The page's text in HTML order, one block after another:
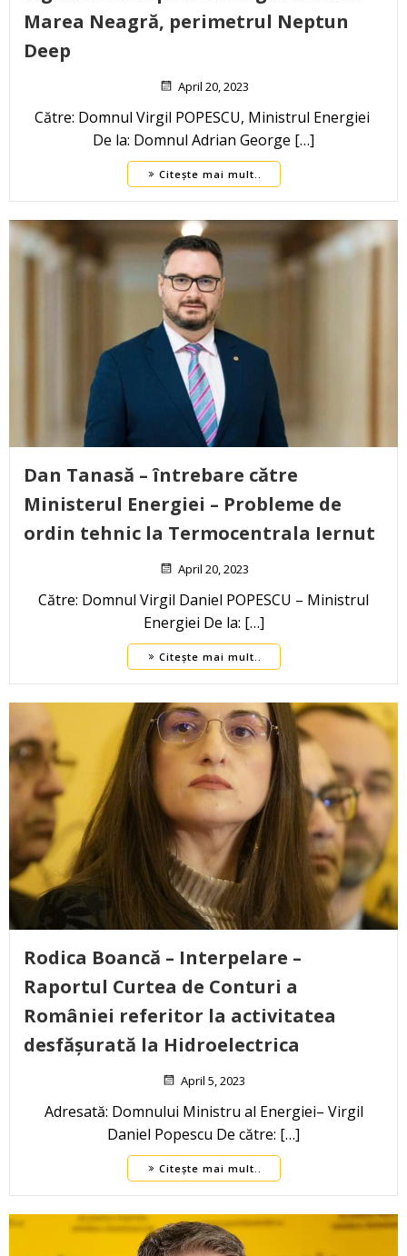
Marea Neagră, perimetrul Neptun
Deep
April 20, 2023
Către: Domnul Virgil POPESCU, Ministrul Energiei
De la: Domnul Adrian George […]
Citește mai mult..
Dan Tanasă – întrebare către
Ministerul Energiei – Probleme de
ordin tehnic la Termocentrala Iernut
April 20, 2023
Către: Domnul Virgil Daniel POPESCU – Ministrul
Energiei De la: […]
Citește mai mult..
Rodica Boancă – Interpelare –
Raportul Curtea de Conturi a
României referitor la activitatea
desfășurată la Hidroelectrica
April 5, 2023
Adresată: Domnului Ministru al Energiei– Virgil
Daniel Popescu De către: […]
Citește mai mult..